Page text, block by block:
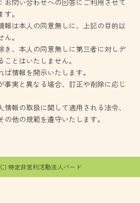
。
報は本人の同意無しに、上記の目的以
。
き、本人の同意無しに第三者に対しデ
とはいたしません。
情報を開示いたします。
事実と異なる場合、訂正や削除に応じ
情報の取扱に関して適用される法令、
他の規範を遵守いたします。
特定非営利活動法人バード